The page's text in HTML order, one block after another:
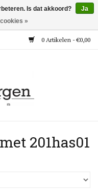
0 Artikelen - €0,00
201has01
Is dat akkoord?
Ja
»